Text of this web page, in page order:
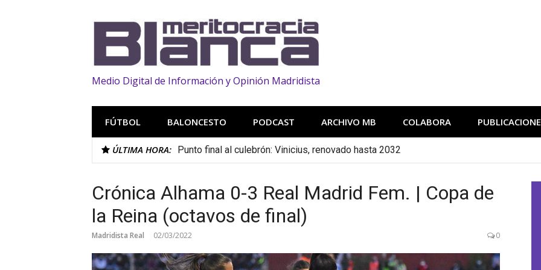
Medio Digital de Información y Opinión Madridista
FÚTBOL BALONCESTO PODCAST ARCHIVO MB COLABORA
ÚLTIMA HORA: Punto final al culebrón: Vinicius, renovado hasta 2032
Crónica Alhama 0-3 Real Madrid Fem. | Copa de
la Reina (octavos de final)
Madridista Real 02/03/2022 0